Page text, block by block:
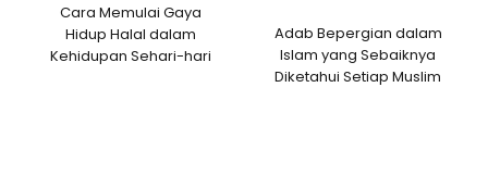
Cara Memulai Gaya
Hidup Halal dalam
Kehidupan Sehari-hari
Adab Bepergian dalam
Islam yang Sebaiknya
Diketahui Setiap Muslim